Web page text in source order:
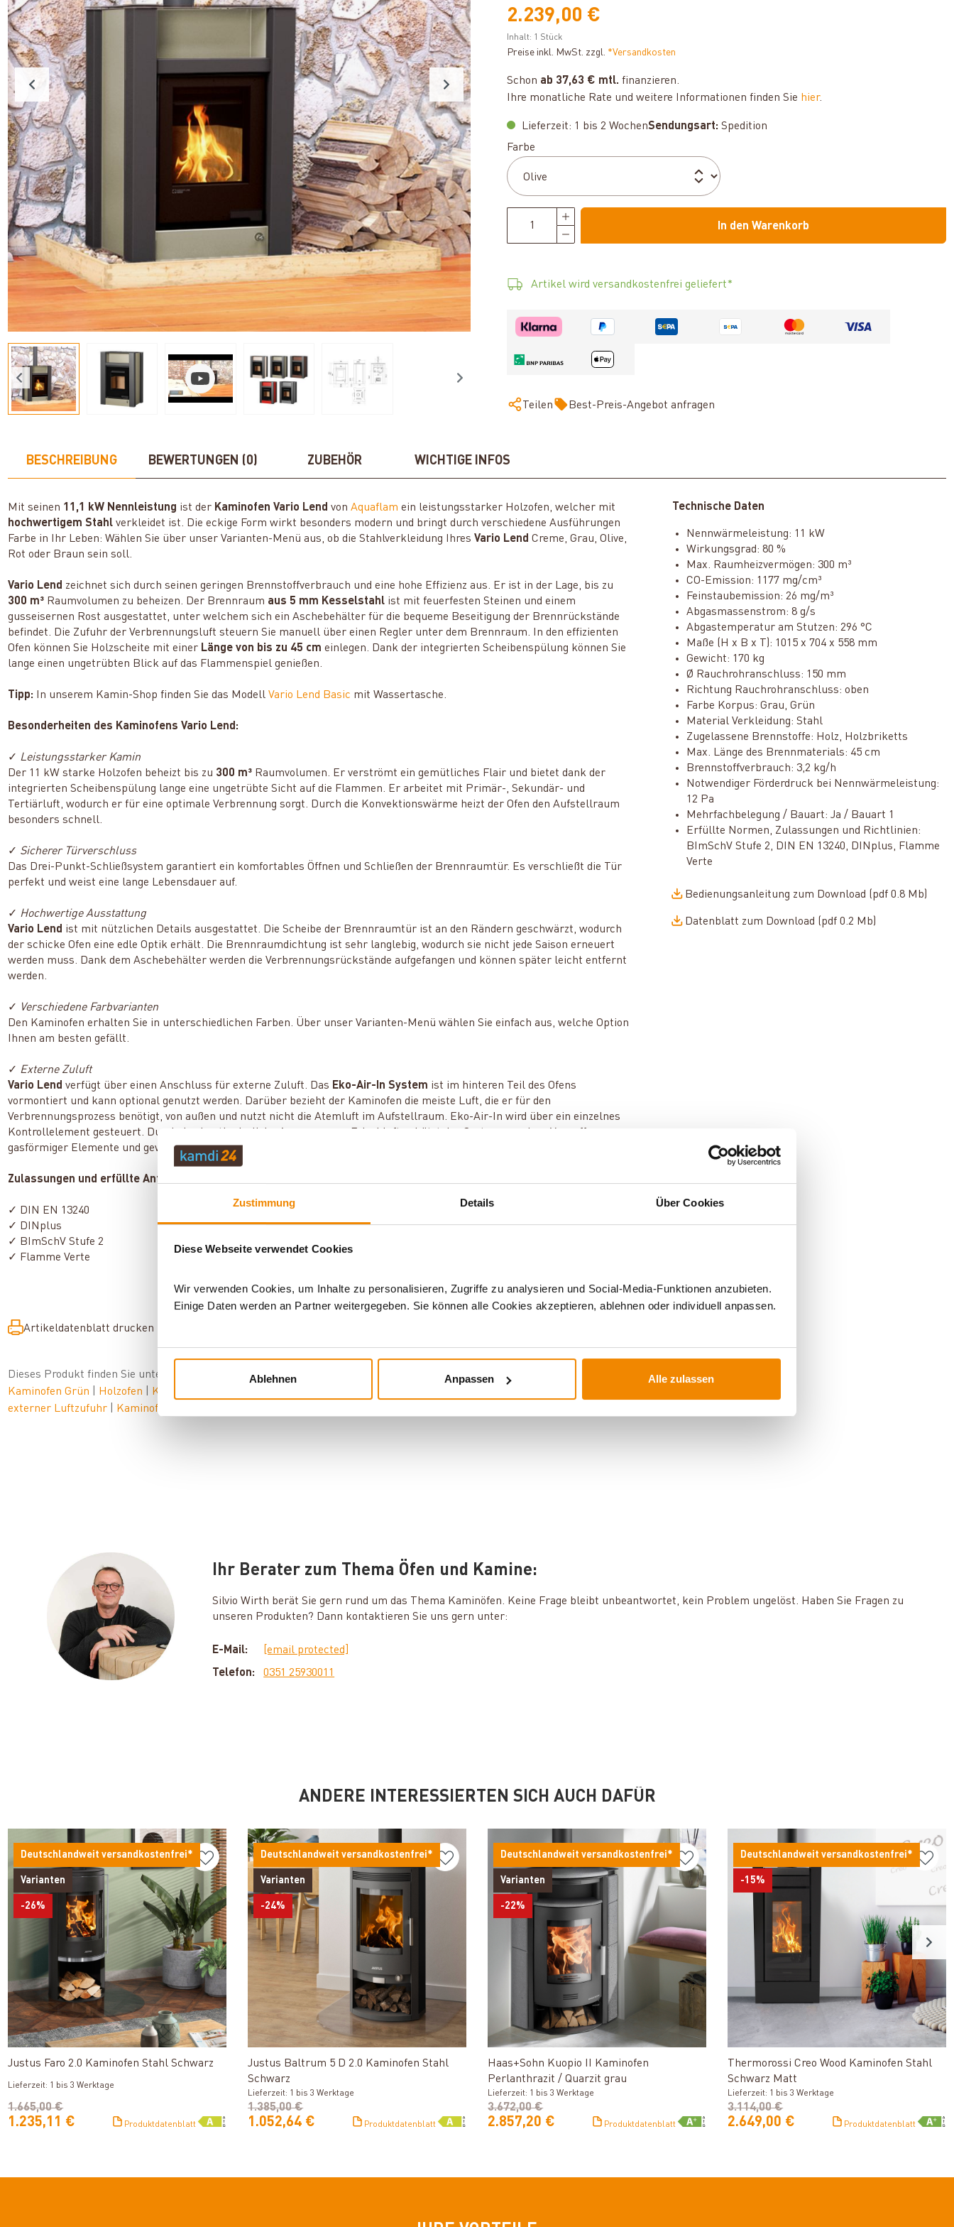
Zustimmung Details Über Cookies
Diese Webseite verwendet Cookies
Wir verwenden Cookies, um Inhalte zu personalisieren, Zugriffe zu analysieren und Social-Media-Funktionen anzubieten.
Einige Daten werden an Partner weitergegeben. Sie können alle Cookies akzeptieren, ablehnen oder individuell anpassen.
Ablehnen Anpassen Alle zulassen
2.239,00 €
Inhalt: 1 Stück
Preise inkl. MwSt. zzgl. *Versandkosten
Schon ab 37,63 € mtl. finanzieren.
Ihre monatliche Rate und weitere Informationen finden Sie hier.
Lieferzeit: 1 bis 2 WochenSendungsart: Spedition
Farbe
In den Warenkorb
Artikel wird versandkostenfrei geliefert*
Teilen Best-Preis-Angebot anfragen
BESCHREIBUNG BEWERTUNGEN (0) ZUBEHÖR WICHTIGE INFOS
Mit seinen 11,1 kW Nennleistung ist der Kaminofen Vario LendvonAquaflam ein leistungsstarker Holzofen, welcher mit
hochwertigem Stahl verkleidet ist. Die eckige Form wirkt besonders modern und bringt durch verschiedene Ausführungen
Farbe in Ihr Leben: Wählen Sie über unser Varianten-Menü aus, ob die Stahlverkleidung IhresVario Lend Creme, Grau, Olive,
Rot oder Braun sein soll.
Vario Lend zeichnet sich durch seinen geringen Brennstoffverbrauch und eine hohe Effizienz aus. Er ist in der Lage, bis zu
300 m³ Raumvolumen zu beheizen. Der Brennraum aus 5 mm Kesselstahl ist mit feuerfesten Steinen und einem
gusseisernen Rost ausgestattet, unter welchem sich ein Aschebehälter für die bequeme Beseitigung der Brennrückstände
befindet. Die Zufuhr der Verbrennungsluft steuern Sie manuell über einen Regler unter dem Brennraum. In den effizienten
Ofen können Sie Holzscheite mit einer Länge von bis zu 45 cm einlegen. Dank der integrierten Scheibenspülung können Sie
lange einen ungetrübten Blick auf das Flammenspiel genießen.
Tipp: In unserem Kamin-Shop finden Sie das ModellVario Lend Basic mit Wassertasche.
Besonderheiten des Kaminofens Vario Lend:
✓ Leistungsstarker Kamin
Der 11 kW starke Holzofen beheizt bis zu 300 m³ Raumvolumen. Er verströmt ein gemütliches Flair und bietet dank der
integrierten Scheibenspülung lange eine ungetrübte Sicht auf die Flammen. Er arbeitet mit Primär-, Sekundär- und
Tertiärluft, wodurch er für eine optimale Verbrennung sorgt. Durch die Konvektionswärme heizt der Ofen den Aufstellraum
besonders schnell.
✓ Sicherer Türverschluss
Das Drei-Punkt-Schließsystem garantiert ein komfortables Öffnen und Schließen der Brennraumtür. Es verschließt die Tür
perfekt und weist eine lange Lebensdauer auf.
✓ Hochwertige Ausstattung
Vario Lend ist mit nützlichen Details ausgestattet. Die Scheibe der Brennraumtür ist an den Rändern geschwärzt, wodurch
der schicke Ofen eine edle Optik erhält. Die Brennraumdichtung ist sehr langlebig, wodurch sie nicht jede Saison erneuert
werden muss. Dank dem Aschebehälter werden die Verbrennungsrückstände aufgefangen und können später leicht entfernt
werden.
✓ Verschiedene Farbvarianten
Den Kaminofen erhalten Sie in unterschiedlichen Farben. Über unser Varianten-Menü wählen Sie einfach aus, welche Option
Ihnen am besten gefällt.
✓ Externe Zuluft
Vario Lendverfügt über einen Anschluss für externe Zuluft. Das Eko-Air-In System ist im hinteren Teil des Ofens
vormontiert und kann optional genutzt werden. Darüber bezieht der Kaminofen die meiste Luft, die er für den
Verbrennungsprozess benötigt, von außen und nutzt nicht die Atemluft im Aufstellraum. Eko-Air-In wird über ein einzelnes
Kontrollelement gesteuert. Durch das kontinuierliche Ansaugen von Frischluft schützt das System vor einer Verpuffung
gasförmiger Elemente und gewährleistet eine hohe Effizienz und einen geringen Brennstoffverbrauch.
Zulassungen und erfüllte Anforderungen:
✓ DIN EN 13240
✓ DINplus
✓ BImSchV Stufe 2
✓ Flamme Verte
Technische Daten
Nennwärmeleistung: 11 kW
Wirkungsgrad: 80 %
Max. Raumheizvermögen: 300 m³
CO-Emission: 1177 mg/cm³
Feinstaubemission: 26 mg/m³
Abgasmassenstrom: 8 g/s
Abgastemperatur am Stutzen: 296 °C
Maße (H x B x T): 1015 x 704 x 558 mm
Gewicht: 170 kg
Ø Rauchrohranschluss: 150 mm
Richtung Rauchrohranschluss: oben
Farbe Korpus: Grau, Grün
Material Verkleidung: Stahl
Zugelassene Brennstoffe: Holz, Holzbriketts
Max. Länge des Brennmaterials: 45 cm
Brennstoffverbrauch: 3,2 kg/h
Notwendiger Förderdruck bei Nennwärmeleistung:
12 Pa
Mehrfachbelegung / Bauart: Ja / Bauart 1
Erfüllte Normen, Zulassungen und Richtlinien:
BImSchV Stufe 2, DIN EN 13240, DINplus, Flamme
Verte
Bedienungsanleitung zum Download (pdf 0.8 Mb)
Datenblatt zum Download (pdf 0.2 Mb)
Artikeldatenblatt drucken
Dieses Produkt finden Sie unter: Kaminöfen 10 bis 15 kW
Kaminofen Grün
Holzofen Kaminofen 150 mm Anschluss
externer Luftzufuhr
Kaminofen Grau
Ihr Berater zum Thema Öfen und Kamine:
Silvio Wirth berät Sie gern rund um das Thema Kaminöfen. Keine Frage bleibt unbeantwortet, kein Problem ungelöst. Haben Sie Fragen zu
unseren Produkten? Dann kontaktieren Sie uns gern unter:
E-Mail:
[email protected]
Telefon:
0351 25930011
ANDERE INTERESSIERTEN SICH AUCH DAFÜR
Deutschlandweit versandkostenfrei*
Varianten
-26%
Produkt ansehen
Justus Faro 2.0 Kaminofen Stahl Schwarz
Lieferzeit: 1 bis 3 Werktage
1.235,11 €
1.665,00 €
Produktdatenblatt
Deutschlandweit versandkostenfrei*
Varianten
-24%
Produkt ansehen
Justus Baltrum 5 D 2.0 Kaminofen Stahl
Schwarz
Lieferzeit: 1 bis 3 Werktage
1.052,64 €
1.385,00 €
Produktdatenblatt
Deutschlandweit versandkostenfrei*
Varianten
-22%
Produkt ansehen
Haas+Sohn Kuopio II Kaminofen
Perlanthrazit / Quarzit grau
Lieferzeit: 1 bis 3 Werktage
2.857,20 €
3.672,00 €
Produktdatenblatt
Deutschlandweit versandkostenfrei*
-15%
Thermorossi Creo Wood Kaminofen Stahl
Schwarz Matt
Lieferzeit: 1 bis 3 Werktage
2.649,00 €
3.114,00 €
Produktdatenblatt